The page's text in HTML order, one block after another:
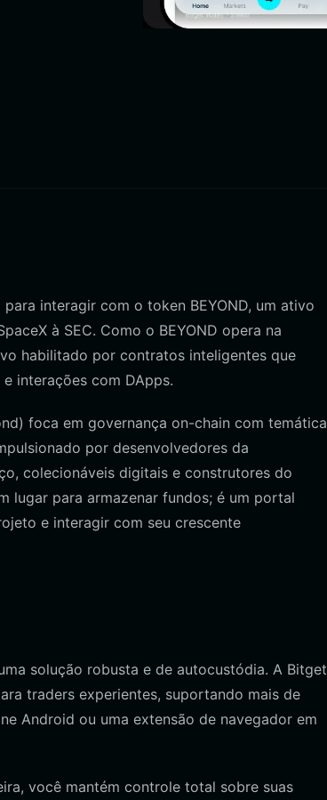
interagir com o token BEYOND, um ativo
à SEC. Como o BEYOND opera na
habilitado por contratos inteligentes que
interações com DApps.
foca em governança on-chain com temática
por desenvolvedores da
colecionáveis digitais e construtores do
lugar para armazenar fundos; é um portal
e interagir com seu crescente
solução robusta e de autocustódia. A Bitget
traders experientes, suportando mais de
Android ou uma extensão de navegador em
você mantém controle total sobre suas